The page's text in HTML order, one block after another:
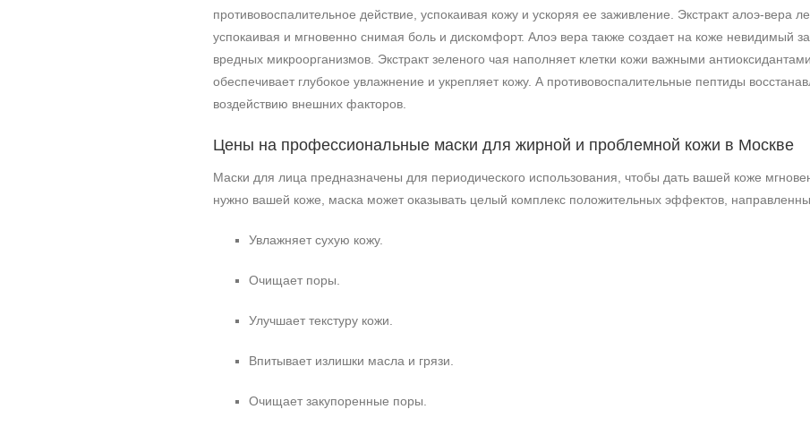
противовоспалительное действие, успокаивая кожу и ускоряя ее заживление. Экстракт алоэ-вера
успокаивая и мгновенно снимая боль и дискомфорт. Алоэ вера также создает на коже
вредных микроорганизмов. Экстракт зеленого чая наполняет клетки кожи важными
обеспечивает глубокое увлажнение и укрепляет кожу. А противовоспалительные пептиды
воздействию внешних факторов.
Цены на профессиональные маски для жирной и проблемной кожи в Москве
Маски для лица предназначены для периодического использования, чтобы дать вашей коже
нужно вашей коже, маска может оказывать целый комплекс положительных эффектов,
Увлажняет сухую кожу.
Очищает поры.
Улучшает текстуру кожи.
Впитывает излишки масла и грязи.
Очищает закупоренные поры.